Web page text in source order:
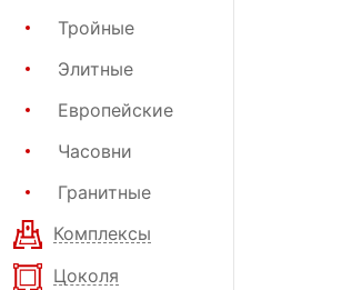
Тройные
Элитные
Европейские
Часовни
Гранитные
Комплексы
Цоколя